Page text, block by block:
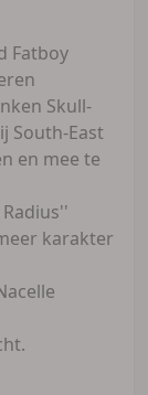
Fatboy
Skull-
South-East
en mee te
karakter